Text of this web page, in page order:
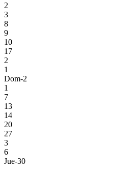
2
3
8
9
10
17
2
1
Dom-2
1
7
13
14
20
27
3
6
Jue-30